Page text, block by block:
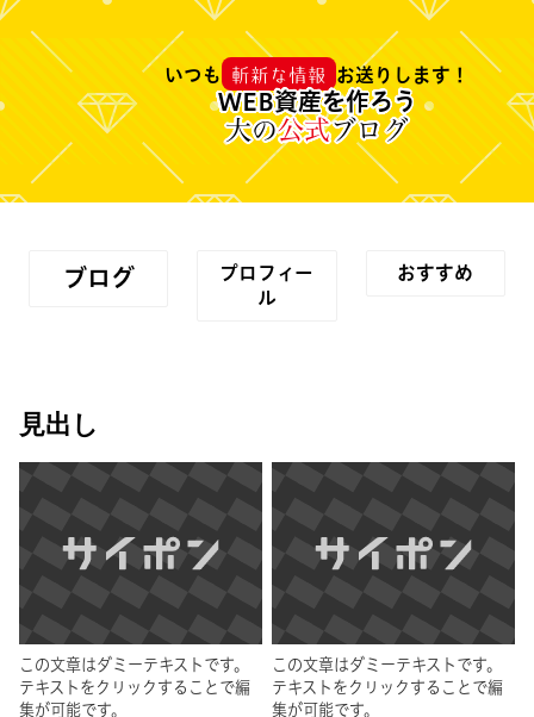
いつも 斬新な情報 お送りします！
WEB資産を作ろう
大の公式ブログ
ブログ
プロフィー
ル
おすすめ
見出し
この文章はダミーテキストです。
テキストをクリックすることで編
集が可能です。
この文章はダミーテキストです。
テキストをクリックすることで編
集が可能です。